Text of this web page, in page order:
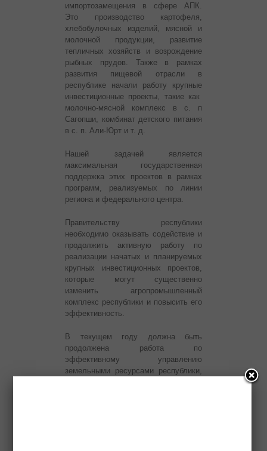
импортозамещения в сфере АПК.
Это производство картофеля,
хлебобулочных изделий, мясной и
молочной продукции, развитие
тепличных хозяйств и возрождение
рыбных прудов. Также в рамках
развития пищевой отрасли в
республике начали работу крупные
инвестиционные проекты, такие как
молочно-мясной комплекс в с. п
Сагопши, комбинат детского питания
в с. п. Али-Юрт и т. д.
Нашей задачей является
максимальная государственная
поддержка этих проектов в рамках
программ, реализуемых по линии
региона и федерального центра.
Правительству республики
необходимо оказывать содействие и
продолжить активную работу по
реализации начатых и планируемых
крупных инвестиционных проектов,
которые могут существенно
изменить агропромышленный
комплекс республики и повысить его
эффективность.
В текущем году должна быть
продолжена работа по
эффективному управлению
земельными ресурсами республики,